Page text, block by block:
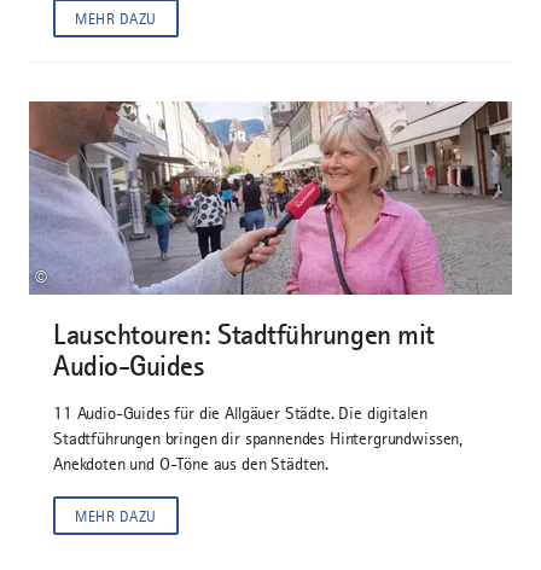
MEHR DAZU
©
Lauschtouren: Stadtführungen mit
Audio-Guides
11 Audio-Guides für die Allgäuer Städte. Die digitalen
Stadtführungen bringen dir spannendes Hintergrundwissen,
Anekdoten und O-Töne aus den Städten.
MEHR DAZU